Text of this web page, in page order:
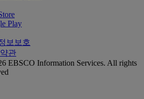
Play
보보호
관
EBSCO Information Services. All rights